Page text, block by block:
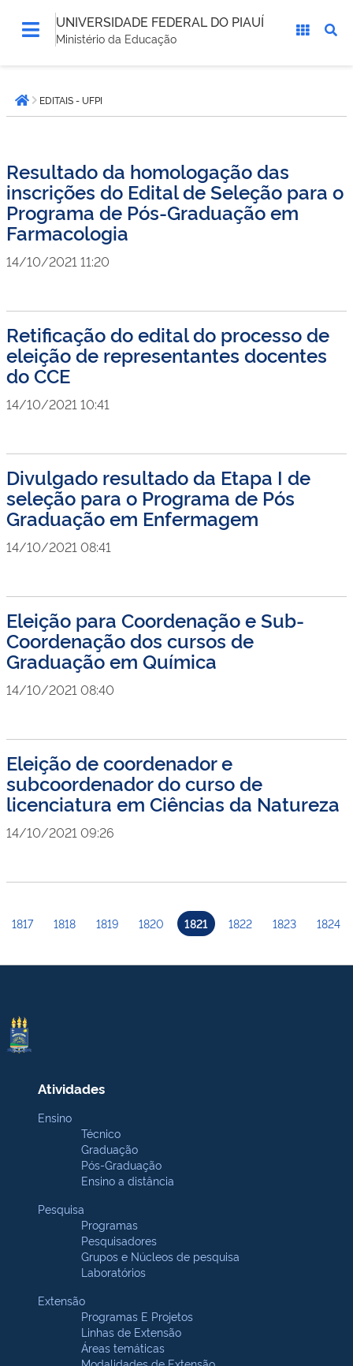
UNIVERSIDADE FEDERAL DO PIAUÍ
Ministério da Educação
está
aqui:Página inicial
EDITAIS - UFPI
Resultado da homologação das
inscrições do Edital de Seleção para o
Programa de Pós-Graduação em
Farmacologia
14/10/2021 11:20
Retificação do edital do processo de
eleição de representantes docentes
do CCE
14/10/2021 10:41
Divulgado resultado da Etapa I de
seleção para o Programa de Pós
Graduação em Enfermagem
14/10/2021 08:41
Eleição para Coordenação e Sub-
Coordenação dos cursos de
Graduação em Química
14/10/2021 08:40
Eleição de coordenador e
subcoordenador do curso de
licenciatura em Ciências da Natureza
14/10/2021 09:26
1817 1818 1819 1820 1821 1822 1823 1824
Atividades
Ensino
Técnico
Graduação
Pós-Graduação
Ensino a distância
Pesquisa
Programas
Pesquisadores
Grupos e Núcleos de pesquisa
Laboratórios
Extensão
Programas E Projetos
Linhas de Extensão
Áreas temáticas